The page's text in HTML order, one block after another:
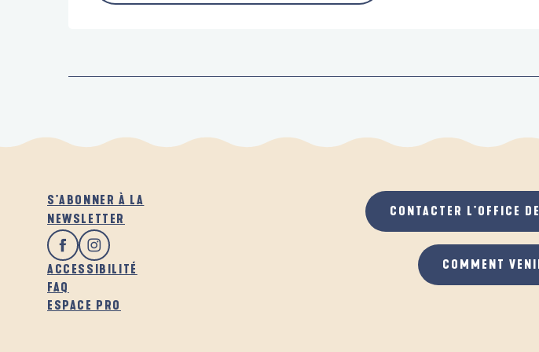
S'ABONNER À LA
NEWSLETTER
ACCESSIBILITÉ
FAQ
ESPACE PRO
CONTACTER L'OFFICE
COMMENT